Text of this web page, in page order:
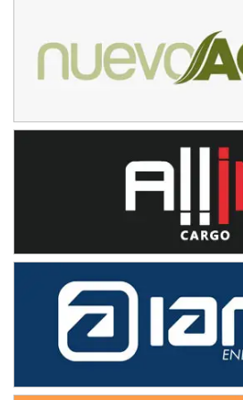
Ciudad de Trenque Lauquen (Asfalto)
ENTRERRIANO - F6 (POSTERGADA)
Moto Club Reginense (Tierra)
Gral. E. Godoy (Río Negro)
CSK - F7
Juventud Unida (Tierra)